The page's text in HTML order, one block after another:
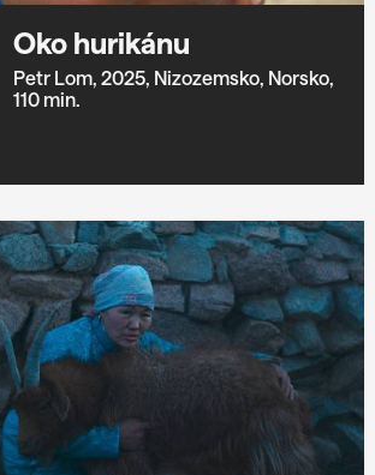
Oko hurikánu
Petr Lom, 2025, Nizozemsko, Norsko,
110 min.